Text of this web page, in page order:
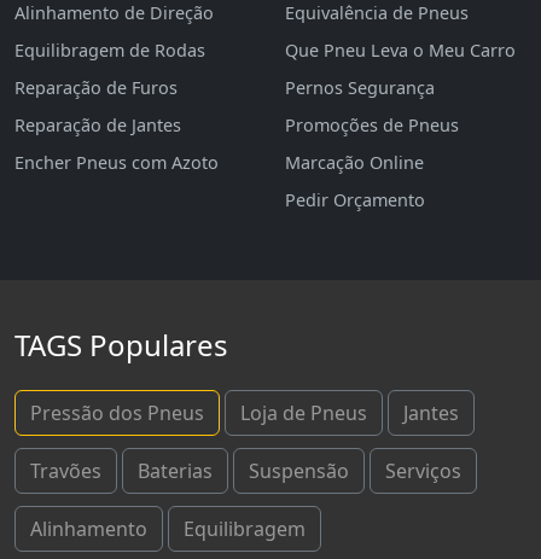
Alinhamento de Direção
Equilibragem de Rodas
Reparação de Furos
Reparação de Jantes
Encher Pneus com Azoto
Equivalência de Pneus
Que Pneu Leva o Meu Carro
Pernos Segurança
Promoções de Pneus
Marcação Online
Pedir Orçamento
TAGS Populares
Pressão dos Pneus Loja de Pneus Jantes
Travões Baterias Suspensão Serviços
Alinhamento Equilibragem